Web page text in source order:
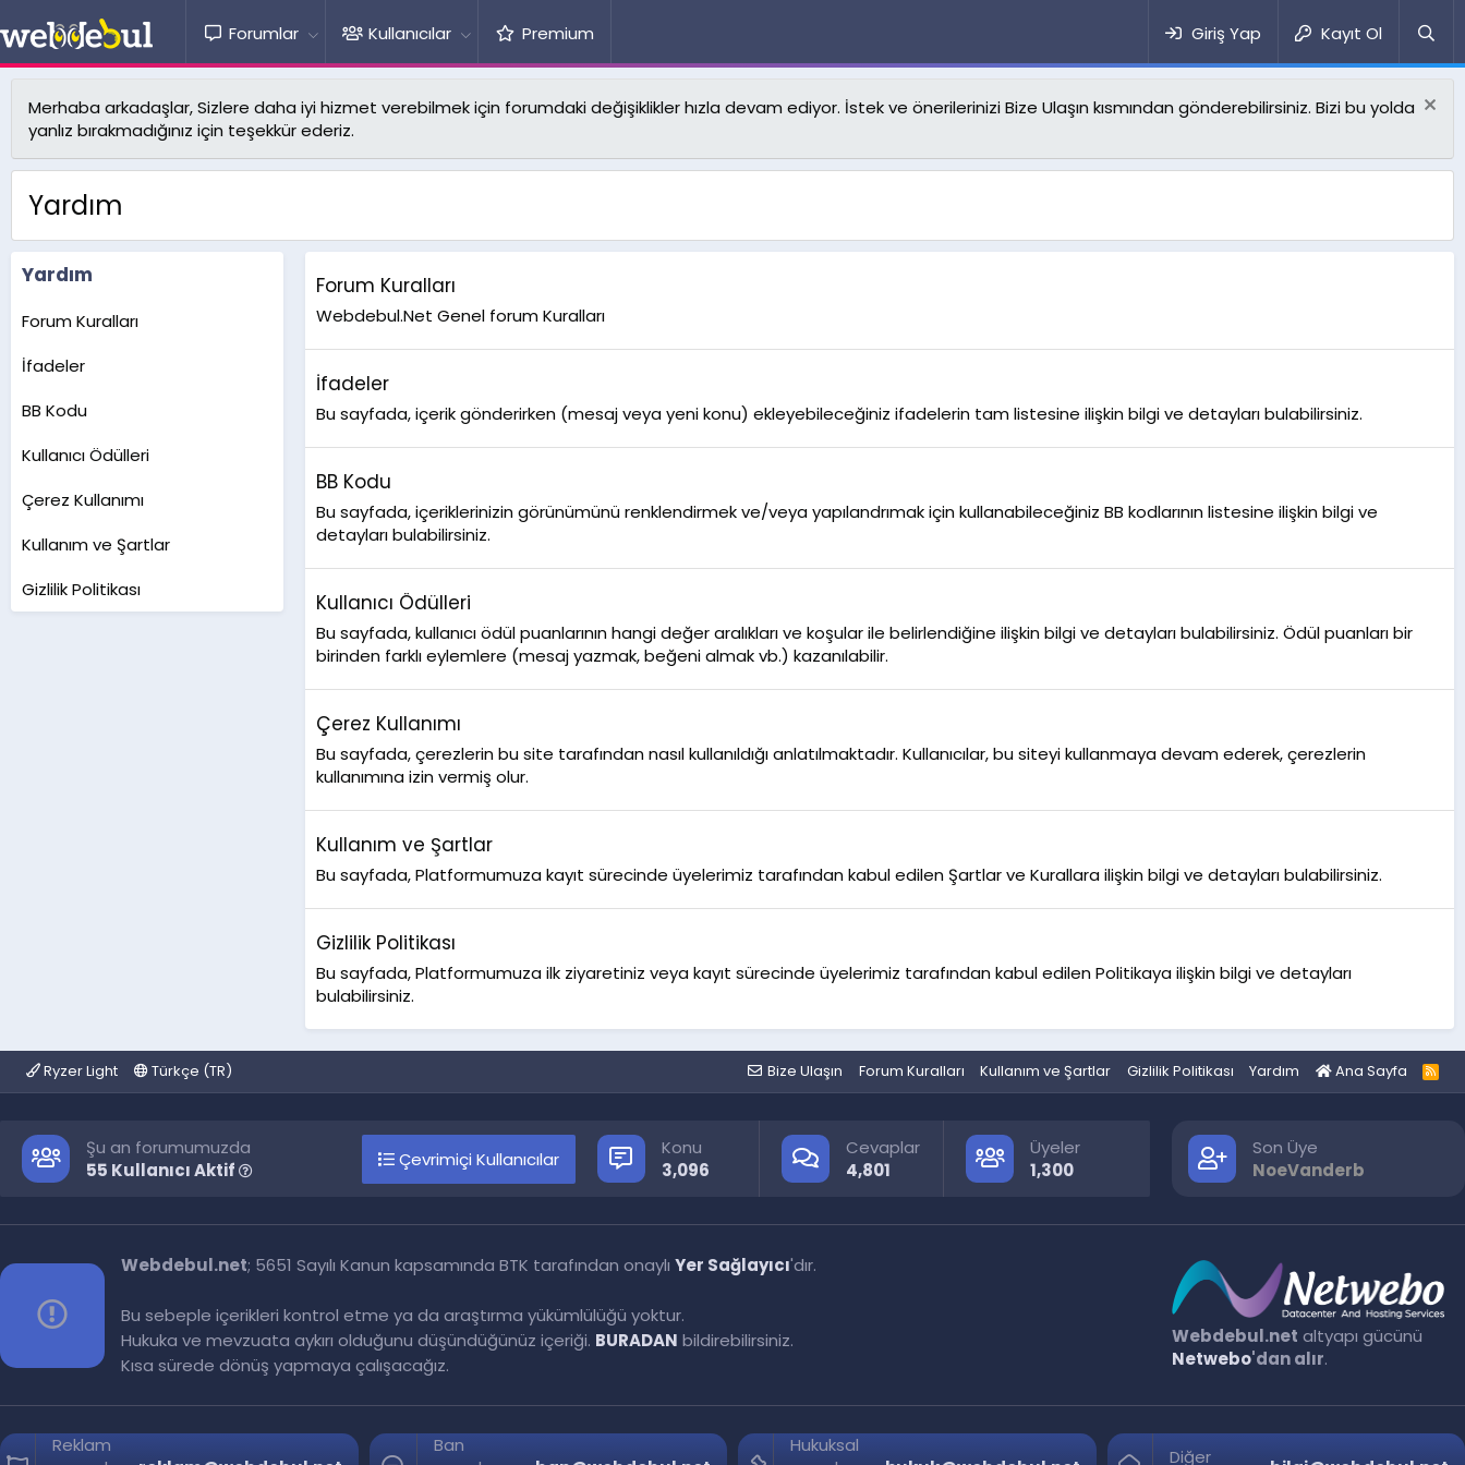
Forumlar Kullanıcılar Premium Giriş Yap Kayıt Ol
Merhaba arkadaşlar, Sizlere daha iyi hizmet verebilmek için forumdaki değişiklikler hızla devam ediyor. İstek ve önerilerinizi Bize Ulaşın kısmından gönderebilirsiniz. Bizi bu yolda
yanlız bırakmadığınız için teşekkür ederiz.
Yardım
Yardım
Forum Kuralları
İfadeler
BB Kodu
Kullanıcı Ödülleri
Çerez Kullanımı
Kullanım ve Şartlar
Gizlilik Politikası
Forum Kuralları
Webdebul.Net Genel forum Kuralları
İfadeler
Bu sayfada, içerik gönderirken (mesaj veya yeni konu) ekleyebileceğiniz ifadelerin tam listesine ilişkin bilgi ve detayları bulabilirsiniz.
BB Kodu
Bu sayfada, içeriklerinizin görünümünü renklendirmek ve/veya yapılandrımak için kullanabileceğiniz BB kodlarının listesine ilişkin bilgi ve
detayları bulabilirsiniz.
Kullanıcı Ödülleri
Bu sayfada, kullanıcı ödül puanlarının hangi değer aralıkları ve koşular ile belirlendiğine ilişkin bilgi ve detayları bulabilirsiniz. Ödül puanları bir
birinden farklı eylemlere (mesaj yazmak, beğeni almak vb.) kazanılabilir.
Çerez Kullanımı
Bu sayfada, çerezlerin bu site tarafından nasıl kullanıldığı anlatılmaktadır. Kullanıcılar, bu siteyi kullanmaya devam ederek, çerezlerin
kullanımına izin vermiş olur.
Kullanım ve Şartlar
Bu sayfada, Platformumuza kayıt sürecinde üyelerimiz tarafından kabul edilen Şartlar ve Kurallara ilişkin bilgi ve detayları bulabilirsiniz.
Gizlilik Politikası
Bu sayfada, Platformumuza ilk ziyaretiniz veya kayıt sürecinde üyelerimiz tarafından kabul edilen Politikaya ilişkin bilgi ve detayları
bulabilirsiniz.
Ryzer Light Türkçe (TR) Bize Ulaşın Forum Kuralları Kullanım ve Şartlar Gizlilik Politikası Yardım Ana Sayfa
R
S
Şu an forumumuzda
55 Kullanıcı Aktif
Çevrimiçi Kullanıcılar
Konu
3,096
Cevaplar
4,801
Üyeler
1,300
Son Üye
NoeVanderb
Webdebul.net; 5651 Sayılı Kanun kapsamında BTK tarafından onaylı Yer Sağlayıcı'dır.
Bu sebeple içerikleri kontrol etme ya da araştırma yükümlülüğü yoktur.
Hukuka ve mevzuata aykırı olduğunu düşündüğünüz içeriği. BURADAN bildirebilirsiniz.
Kısa sürede dönüş yapmaya çalışacağız.
Webdebul.net altyapı gücünü
Netwebo'dan alır.
Reklam
Ban
Hukuksal
Diğer